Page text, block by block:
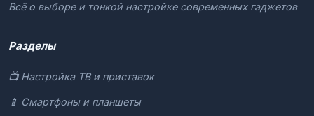
Всё о выборе и тонкой настройке современных гаджетов
Разделы
📺 Настройка ТВ и приставок
📱 Смартфоны и планшеты